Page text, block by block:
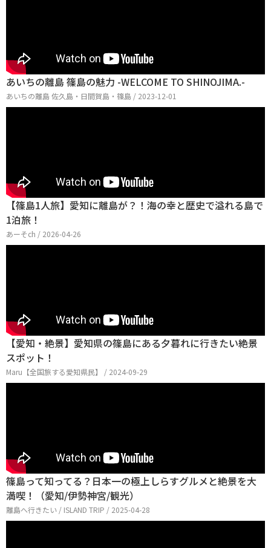
あいちの離島 篠島の魅力 -WELCOME TO SHINOJIMA.-
あいちの離島 佐久島・日間賀島・篠島 / 2023-12-01
【篠島1人旅】愛知に離島が？！海の幸と歴史で溢れる島で
1泊旅！
あーそch / 2026-04-26
【愛知・絶景】愛知県の篠島にある夕暮れに行きたい絶景
スポット！
Maru【全国旅する愛知県民】 / 2024-09-29
篠島って知ってる？日本一の極上しらすグルメと絶景を大
満喫！（愛知/伊勢神宮/観光）
離島へ行きたい / ISLAND TRIP / 2025-04-28